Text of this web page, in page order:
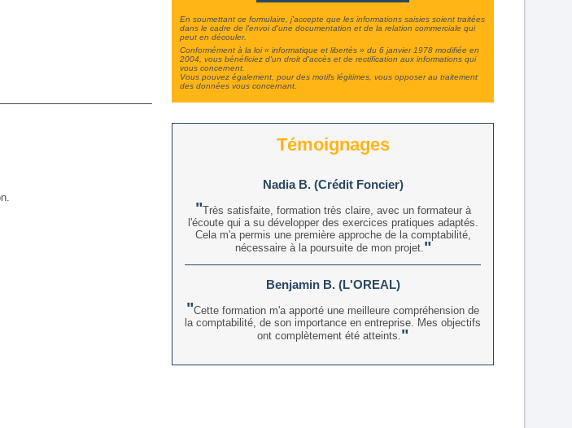
En soumettant ce formulaire, j'accepte que les informations saisies soient traitées
dans le cadre de l'envoi d'une documentation et de la relation commerciale qui
peut en découler.
Conformément à la loi « informatique et libertés » du 6 janvier 1978 modifiée en
2004, vous bénéficiez d'un droit d'accès et de rectification aux informations qui
vous concernent.
Vous pouvez également, pour des motifs légitimes, vous opposer au traitement
des données vous concernant.
Témoignages
Nadia B. (Crédit Foncier)
Très satisfaite, formation très claire, avec un formateur à
l'écoute qui a su développer des exercices pratiques adaptés.
Cela m'a permis une première approche de la comptabilité,
nécessaire à la poursuite de mon projet.
Benjamin B. (L'OREAL)
Cette formation m'a apporté une meilleure compréhension de
la comptabilité, de son importance en entreprise. Mes objectifs
ont complètement été atteints.